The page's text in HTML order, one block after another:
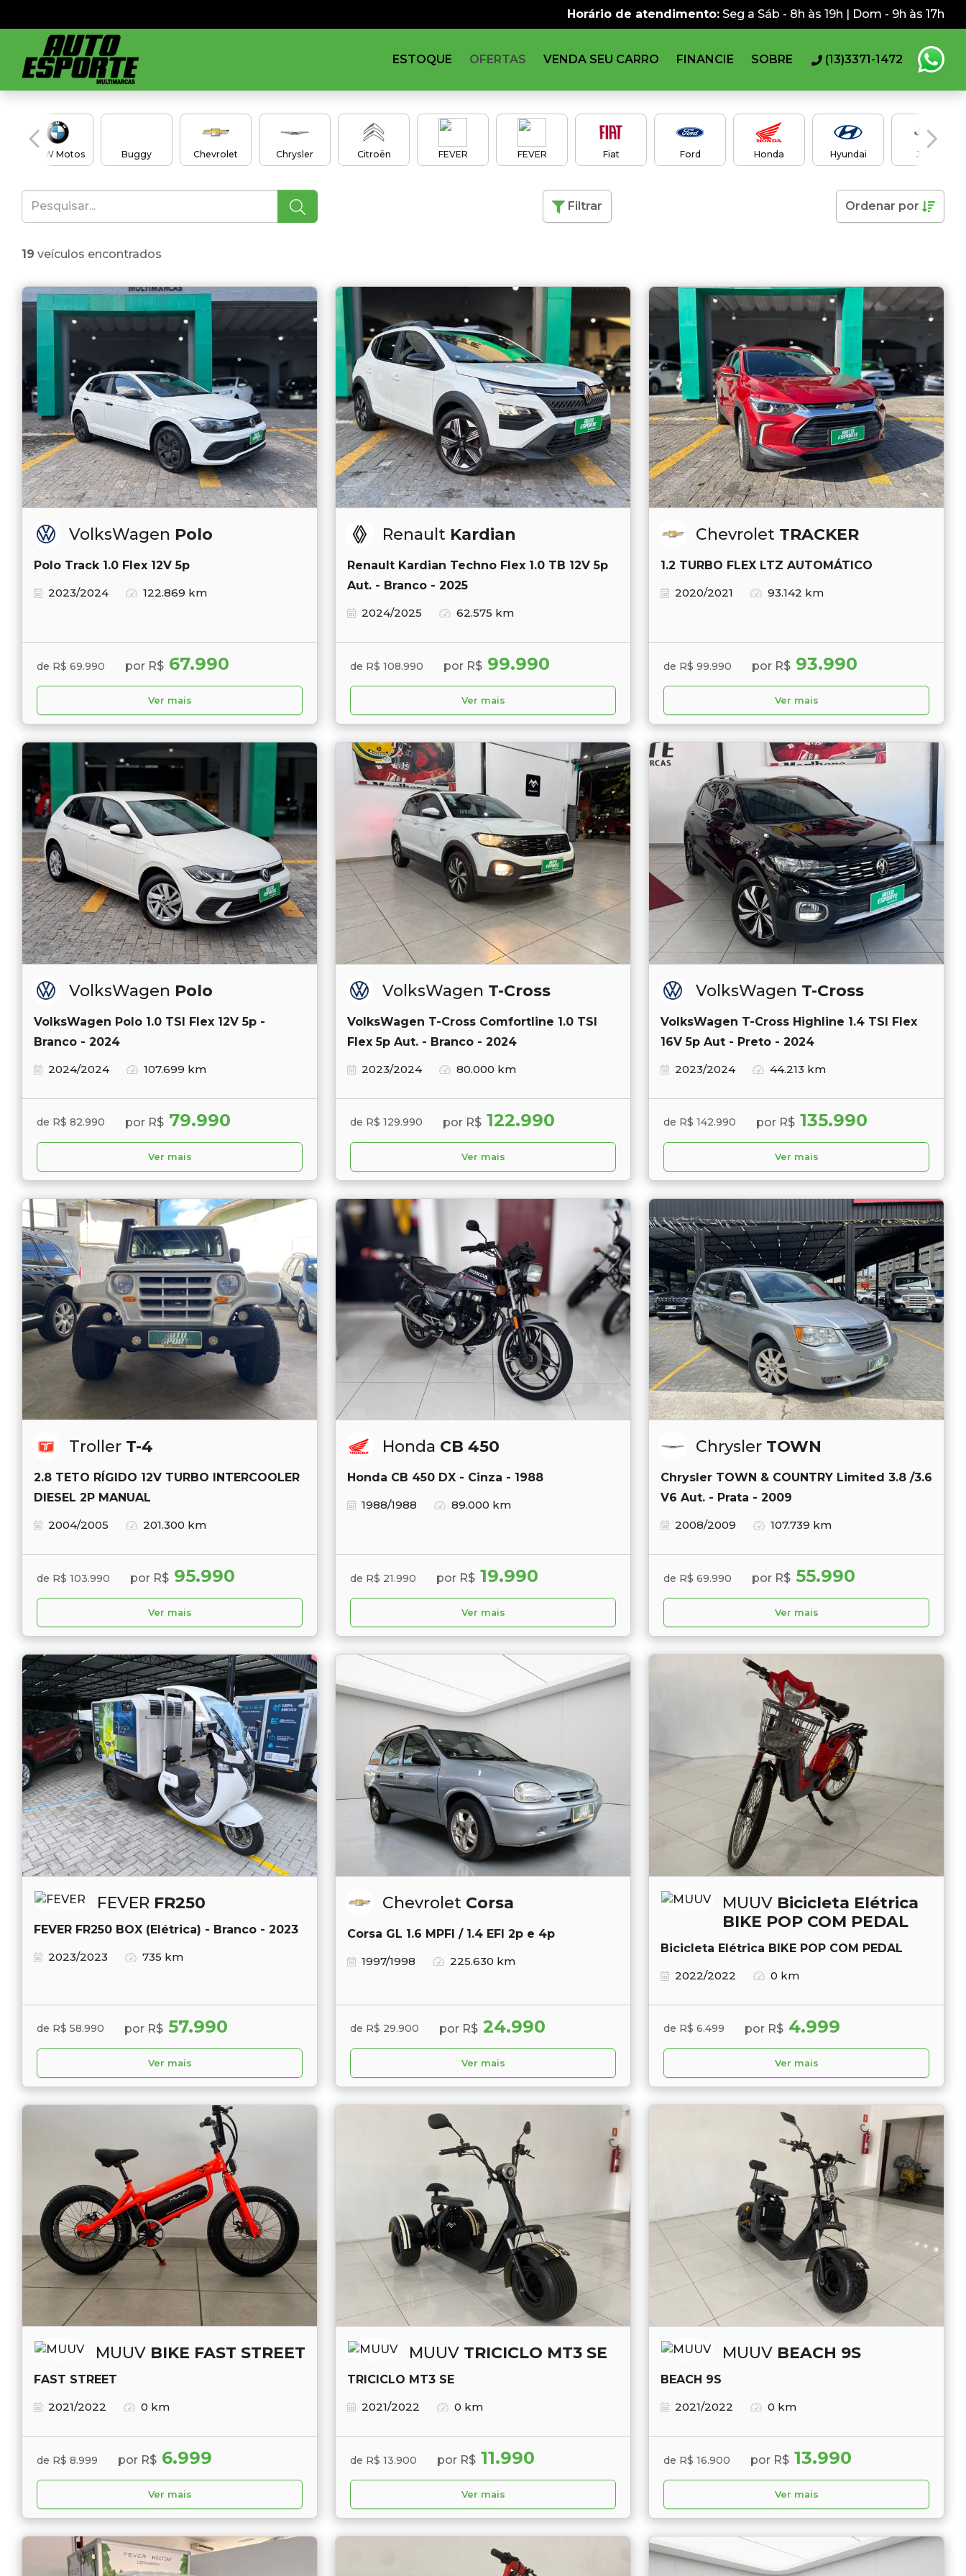
Horário de atendimento: Seg a Sáb - 8h às 19h | Dom - 9h às 17h
ESTOQUE OFERTAS VENDA SEU CARRO FINANCIE SOBRE (13)3371-1472
BMW Motos Buggy Chevrolet Chrysler Citroën FEVER FEVER Fiat Ford Honda Hyundai Jeep
Filtrar Ordenar por
19 veículos encontrados
VolksWagen Polo
Polo Track 1.0 Flex 12V 5p
2023/2024
122.869 km
de R$ 69.990 por R$ 67.990
Ver mais
Renault Kardian
Renault Kardian Techno Flex 1.0 TB 12V 5p
Aut. - Branco - 2025
2024/2025
62.575 km
de R$ 108.990 por R$ 99.990
Ver mais
Chevrolet TRACKER
1.2 TURBO FLEX LTZ AUTOMÁTICO
2020/2021
93.142 km
de R$ 99.990 por R$ 93.990
Ver mais
VolksWagen Polo
VolksWagen Polo 1.0 TSI Flex 12V 5p -
Branco - 2024
2024/2024
107.699 km
de R$ 82.990 por R$ 79.990
Ver mais
VolksWagen T-Cross
VolksWagen T-Cross Comfortline 1.0 TSI
Flex 5p Aut. - Branco - 2024
2023/2024
80.000 km
de R$ 129.990 por R$ 122.990
Ver mais
VolksWagen T-Cross
VolksWagen T-Cross Highline 1.4 TSI Flex
16V 5p Aut - Preto - 2024
2023/2024
44.213 km
de R$ 142.990 por R$ 135.990
Ver mais
Troller T-4
2.8 TETO RÍGIDO 12V TURBO INTERCOOLER
DIESEL 2P MANUAL
2004/2005
201.300 km
de R$ 103.990 por R$ 95.990
Ver mais
Honda CB 450
Honda CB 450 DX - Cinza - 1988
1988/1988
89.000 km
de R$ 21.990 por R$ 19.990
Ver mais
Chrysler TOWN
Chrysler TOWN & COUNTRY Limited 3.8 /3.6
V6 Aut. - Prata - 2009
2008/2009
107.739 km
de R$ 69.990 por R$ 55.990
Ver mais
FEVER FR250
FEVER FR250 BOX (Elétrica) - Branco - 2023
2023/2023
735 km
de R$ 58.990 por R$ 57.990
Ver mais
Chevrolet Corsa
Corsa GL 1.6 MPFI / 1.4 EFI 2p e 4p
1997/1998
225.630 km
de R$ 29.900 por R$ 24.990
Ver mais
MUUV Bicicleta Elétrica
BIKE POP COM PEDAL
Bicicleta Elétrica BIKE POP COM PEDAL
2022/2022
0 km
de R$ 6.499 por R$ 4.999
Ver mais
MUUV BIKE FAST STREET
FAST STREET
2021/2022
0 km
de R$ 8.999 por R$ 6.999
Ver mais
MUUV TRICICLO MT3 SE
TRICICLO MT3 SE
2021/2022
0 km
de R$ 13.900 por R$ 11.990
Ver mais
MUUV BEACH 9S
BEACH 9S
2021/2022
0 km
de R$ 16.900 por R$ 13.990
Ver mais